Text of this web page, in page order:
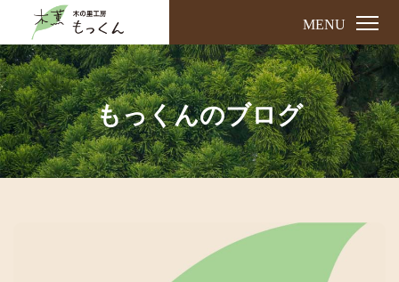
MENU
もっくんのブログ